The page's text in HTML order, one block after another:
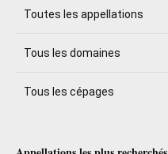
Toutes les appellations
Tous les domaines
Tous les cépages